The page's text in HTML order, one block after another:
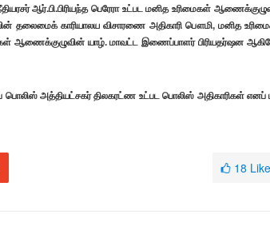
ஆர்.பி.பிரியந்த பெரேரா உட்பட மனித உரிமைகள்
தலைமைக் காரியாலய விசாரணை அதிகாரி பௌமி, மனித
ஆணைக்குழுவின் யாழ். மாவட்ட இணைப்பாளர் பிரியதர்ஷன
அத்தியட்சகர் திலகரட்ண உட்பட பொலிஸ் அதிகாரிகள் எனப்
18